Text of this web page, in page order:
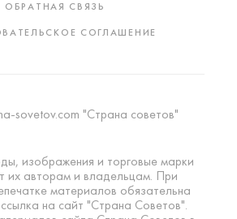
ОБРАТНАЯ СВЯЗЬ
СОГЛАШЕНИЕ
sovetov.com "Страна советов"
изображения и торговые марки
их авторам и владельцам. При
материалов обязательна
на сайт "Страна Советов".